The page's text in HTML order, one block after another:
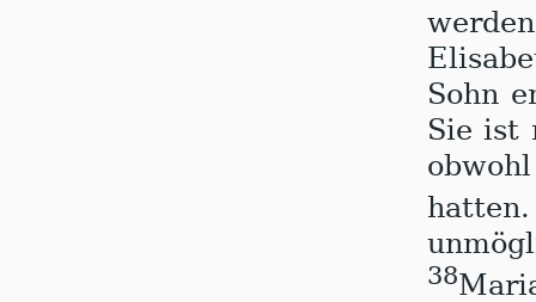
Sohn
Sie ist
38